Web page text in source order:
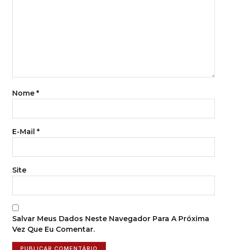
Nome *
E-Mail *
Site
Salvar Meus Dados Neste Navegador Para A Próxima
Vez Que Eu Comentar.